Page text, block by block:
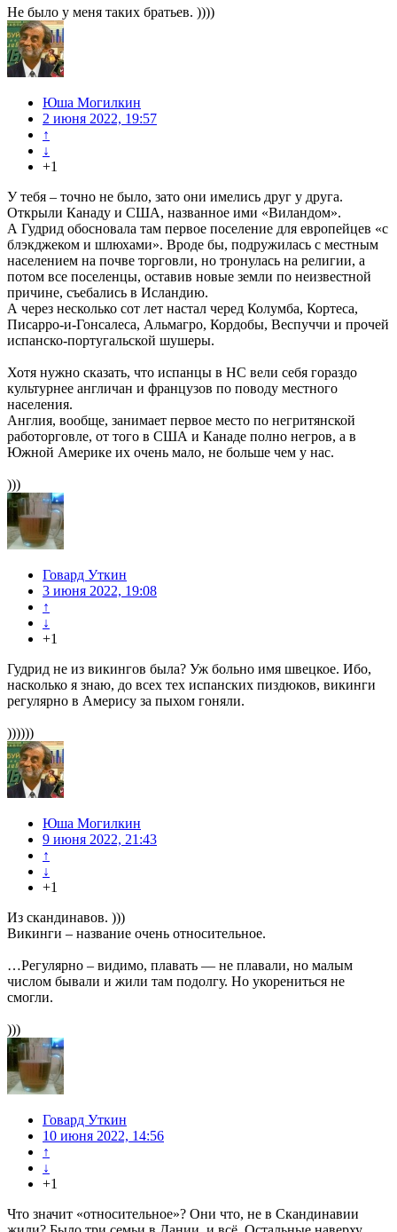
Не было у меня таких братьев. ))))
Юша Могилкин
2 июня 2022, 19:57
↑
↓
+1
У тебя – точно не было, зато они имелись друг у друга.
Открыли Канаду и США, названное ими «Виландом».
А Гудрид обосновала там первое поселение для европейцев «с
блэкджеком и шлюхами». Вроде бы, подружилась с местным
населением на почве торговли, но тронулась на религии, а
потом все поселенцы, оставив новые земли по неизвестной
причине, съебались в Исландию.
А через несколько сот лет настал черед Колумба, Кортеса,
Писарро-и-Гонсалеса, Альмагро, Кордобы, Веспуччи и прочей
испанско-португальской шушеры.
Хотя нужно сказать, что испанцы в НС вели себя гораздо
культурнее англичан и французов по поводу местного
населения.
Англия, вообще, занимает первое место по негритянской
работорговле, от того в США и Канаде полно негров, а в
Южной Америке их очень мало, не больше чем у нас.
)))
Говард Уткин
3 июня 2022, 19:08
↑
↓
+1
Гудрид не из викингов была? Уж больно имя швецкое. Ибо,
насколько я знаю, до всех тех испанских пиздюков, викинги
регулярно в Амерису за пыхом гоняли.
))))))
Юша Могилкин
9 июня 2022, 21:43
↑
↓
+1
Из скандинавов. )))
Викинги – название очень относительное.
…Регулярно – видимо, плавать — не плавали, но малым
числом бывали и жили там подолгу. Но укорениться не
смогли.
)))
Говард Уткин
10 июня 2022, 14:56
↑
↓
+1
Что значит «относительное»? Они что, не в Скандинавии